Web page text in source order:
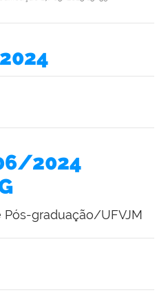
2024
Pós-graduação/UFVJM